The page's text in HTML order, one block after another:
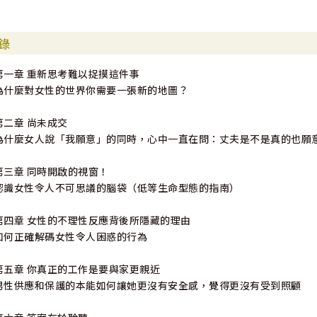
一章 重新思考難以捉摸這件事
什麼對女性的世界你需要一張新的地圖？
二章 尚未成交
什麼女人說「我願意」的同時，心中一直在問：丈夫是不是真的也願
三章 同時開啟的視窗！
識女性令人不可思議的腦袋（低等生命型態的指南）
四章 女性的不理性反應背後所隱藏的理由
何正確解碼女性令人困惑的行為
五章 你真正的工作是要與家更親近
性供應和保護的本能如何讓她更沒有安全感，覺得更沒有受到照顧